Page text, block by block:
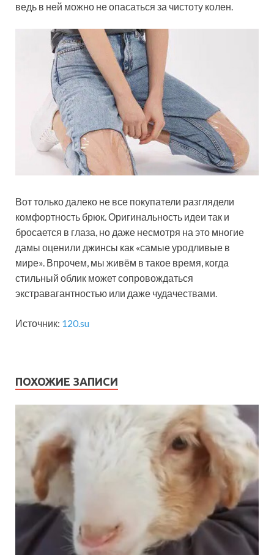
ведь в ней можно не опасаться за чистоту колен.
Вот только далеко не все покупатели разглядели
комфортность брюк. Оригинальность идеи так и
бросается в глаза, но даже несмотря на это многие
дамы оценили джинсы как «самые уродливые в
мире». Впрочем, мы живём в такое время, когда
стильный облик может сопровождаться
экстравагантностью или даже чудачествами.
Источник: 120.su
ПОХОЖИЕ ЗАПИСИ